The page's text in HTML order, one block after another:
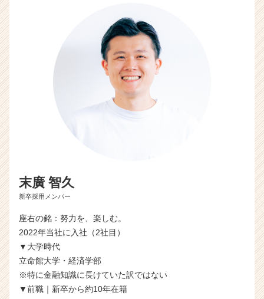
末廣 智久
新卒採用メンバー
座右の銘：努力を、楽しむ。
2022年当社に入社（2社目）
▼大学時代
立命館大学・経済学部
※特に金融知識に長けていた訳ではない
▼前職｜新卒から約10年在籍